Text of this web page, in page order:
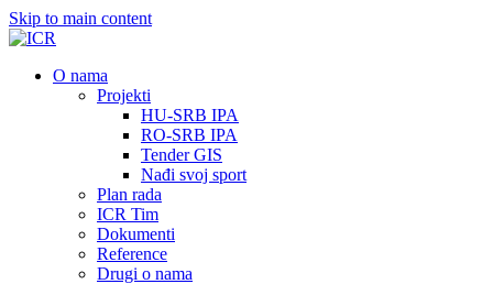
Skip to main content
О nama
Projekti
HU-SRB IPA
RO-SRB IPA
Tender GIS
Nađi svoj sport
Plan rada
ICR Tim
Dokumenti
Reference
Drugi o nama